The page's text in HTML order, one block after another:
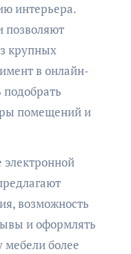
интерьера.
позволяют
крупных
в онлайн-
помещений и
электронной
возможность
и оформлять
мебели более